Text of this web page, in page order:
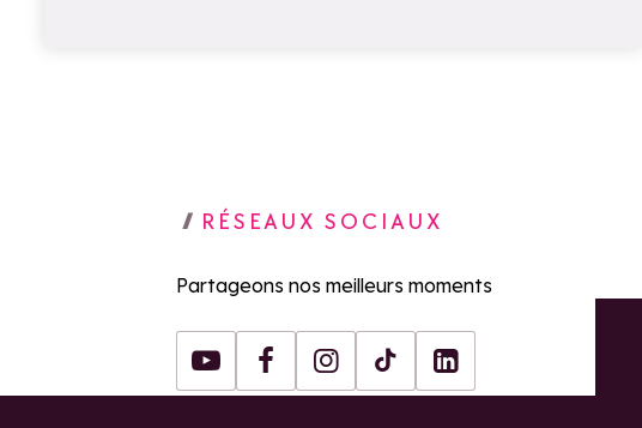
RÉSEAUX SOCIAUX
Partageons nos meilleurs moments
Youtube FacebookInstagram
Tiktok
LinkedIn